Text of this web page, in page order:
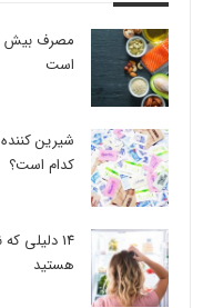
است
شیرین
کدام است؟
14
هستید